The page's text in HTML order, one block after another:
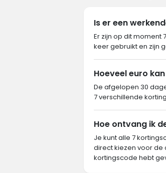
Is er een
Er zijn op dit moment
keer gebruikt en zijn
Hoeveel euro
De afgelopen 30
7 verschillende
Hoe ontvang ik
Je kunt alle 7
direct kiezen voor de
kortingscode hebt